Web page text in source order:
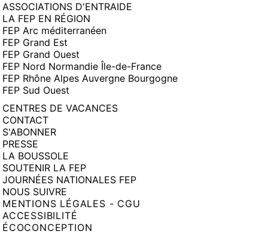
ASSOCIATIONS D'ENTRAIDE
LA FEP EN RÉGION
FEP Arc méditerranéen
FEP Grand Est
FEP Grand Ouest
FEP Nord Normandie Île-de-France
FEP Rhône Alpes Auvergne Bourgogne
FEP Sud Ouest
CENTRES DE VACANCES
CONTACT
S'ABONNER
PRESSE
LA BOUSSOLE
SOUTENIR LA FEP
JOURNÉES NATIONALES FEP
NOUS SUIVRE
MENTIONS LÉGALES - CGU
ACCESSIBILITÉ
ÉCOCONCEPTION